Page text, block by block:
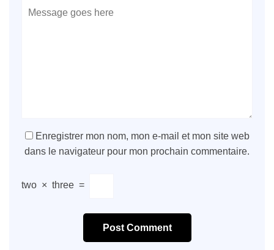
Enregistrer mon nom, mon e-mail et mon site web
dans le navigateur pour mon prochain commentaire.
two × three =
Post Comment